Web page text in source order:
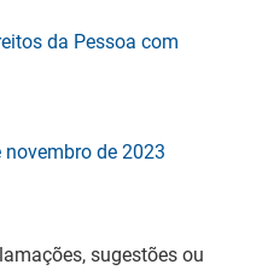
da Pessoa com
novembro de 2023
sugestões ou